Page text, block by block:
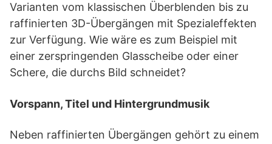
Varianten vom klassischen Überblenden bis zu
raffinierten 3D-Übergängen mit Spezialeffekten
zur Verfügung. Wie wäre es zum Beispiel mit
einer zerspringenden Glasscheibe oder einer
Schere, die durchs Bild schneidet?
Vorspann, Titel und Hintergrundmusik
Neben raffinierten Übergängen gehört zu einem